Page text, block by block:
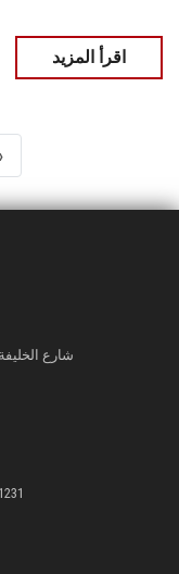
اقرأ المزيد
شارع
- 26831474